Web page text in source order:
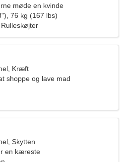
møde en kvinde
76 kg (167 lbs)
Kræft
shoppe og lave mad
Skytten
en kæreste